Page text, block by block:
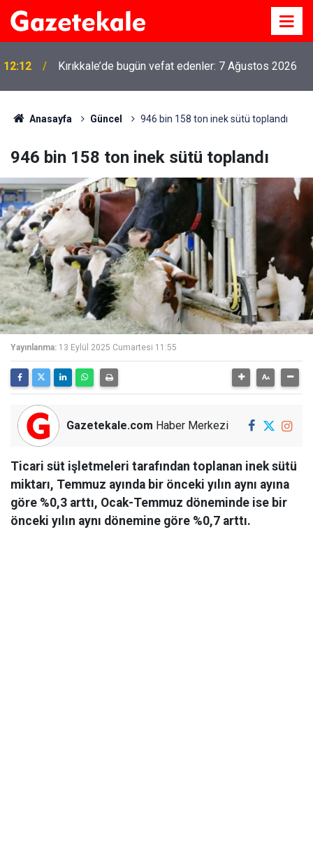
12:12 Kırıkkale’de bugün vefat edenler: 7 Ağustos 2026
Anasayfa Güncel 946 bin 158 ton inek sütü toplandı
946 bin 158 ton inek sütü toplandı
Yayınlanma: 13 Eylül 2025 Cumartesi 11:55
Gazetekale.com Haber Merkezi
Ticari süt işletmeleri tarafından toplanan inek sütü
miktarı, Temmuz ayında bir önceki yılın aynı ayına
göre %0,3 arttı, Ocak-Temmuz döneminde ise bir
önceki yılın aynı dönemine göre %0,7 arttı.